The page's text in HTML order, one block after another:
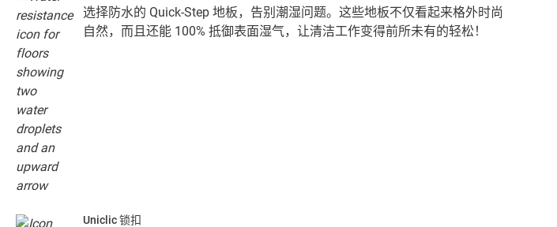
选择防水的 Quick-Step 地板，告别潮湿问题。这些地板不仅看起来格外时尚
自然，而且还能 100% 抵御表面湿气，让清洁工作变得前所未有的轻松！
Uniclic 锁扣